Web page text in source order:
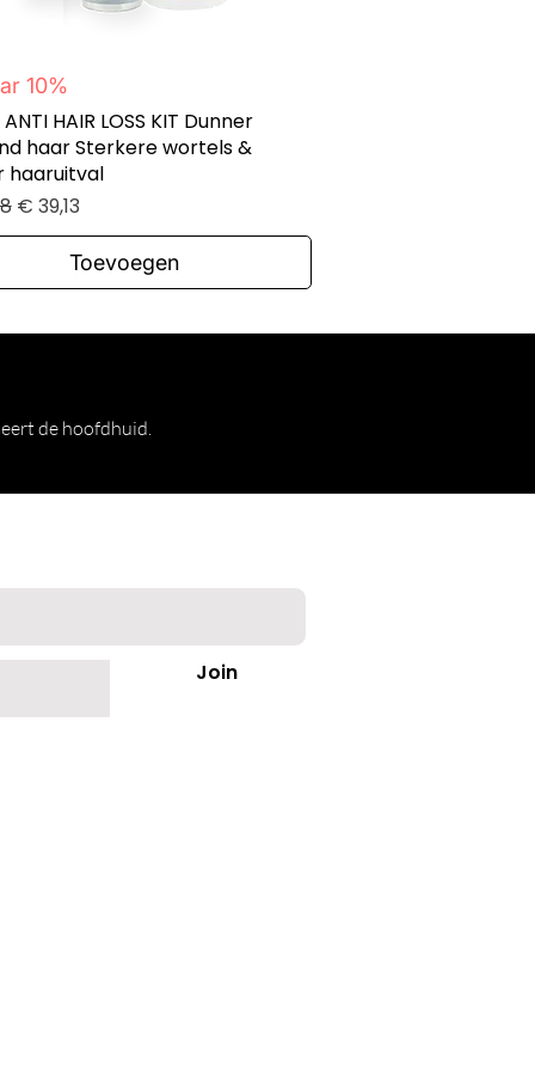
Snel overzicht
10%
HAIR LOSS KIT Dunner
haar Sterkere wortels &
haaruitval
prijs
Verkoopprijs
€ 39,13
Toevoegen
de hoofdhuid.
Join